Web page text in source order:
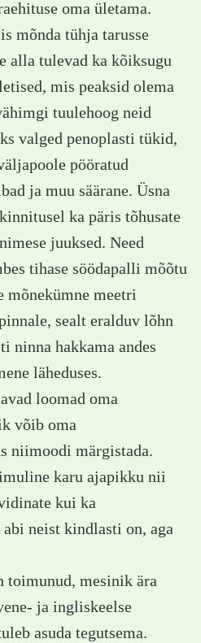
oma ületama.
mõnda tühja tarusse
alla tulevad ka kõiksugu
mis peaksid olema
tuulehoog neid
valged penoplasti tükid,
pööratud
ja muu säärane. Üsna
ka päris tõhusate
juuksed. Need
tihase söödapalli mõõtu
mõnekümne meetri
sealt eralduv lõhn
ninna hakkama andes
läheduses.
loomad oma
võib oma
niimoodi märgistada.
karu ajapikku nii
kui ka
abi neist kindlasti on, aga
toimunud, mesinik ära
ja ingliskeelse
asuda tegutsema.